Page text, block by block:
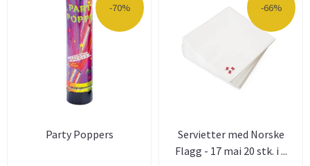
-70%
Party Poppers
-66%
Servietter med Norske
Flagg - 17 mai 20 stk. i ...